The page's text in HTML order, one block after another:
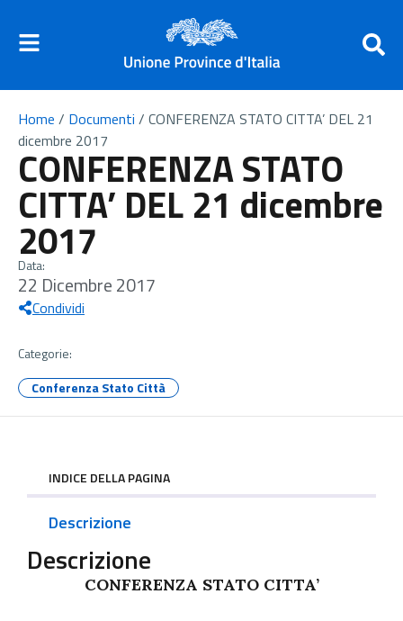
Home / Documenti / CONFERENZA STATO CITTA’ DEL 21
dicembre 2017
CONFERENZA STATO
CITTA’ DEL 21 dicembre
2017
Data:
22 Dicembre 2017
Condividi
Categorie:
Conferenza Stato Città
INDICE DELLA PAGINA
Descrizione
Descrizione
CONFERENZA STATO CITTA’